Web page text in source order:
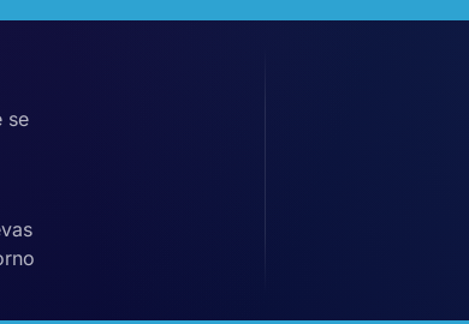
se